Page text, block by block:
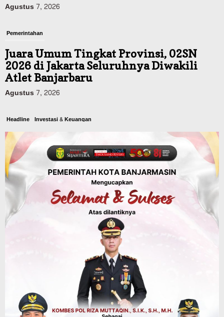
Agustus 7, 2026
Pemerintahan
Juara Umum Tingkat Provinsi, 02SN
2026 di Jakarta Seluruhnya Diwakili
Atlet Banjarbaru
Agustus 7, 2026
Headline Investasi & Keuangan
KUA-PPAS 2027 Banjarbaru Defisit 170
Miliar, Pendapatan 1,2 Triliun Belanja
1,37 Triliun, Tutup Kekurangan dari
SiLPA
Agustus 7, 2026
Kalsel
Operasi Sikat Intan 2026 Berakhir, Polda
Kalsel Amankan Ribuan Miras Hingga
Pemerintahan Sosial & Keagamaan